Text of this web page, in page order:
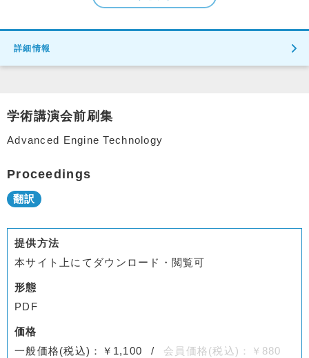
詳細情報
学術講演会前刷集
Advanced Engine Technology
Proceedings
提供方法
本サイト上にてダウンロード・閲覧可
形態
PDF
価格
一般価格(税込)：￥1,100
会員価格(税込)：￥880